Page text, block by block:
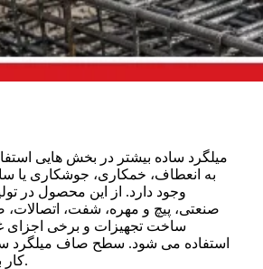
میلگرد ساده بیشتر در بخش هایی
به انعطاف، خمکاری، جوشکاری یا
وجود دارد. از این محصول در
صنعتی، پیچ و مهره، شفت، اتصالات،
ساخت تجهیزات و برخی اجزای
استفاده می شود. سطح صاف میلگرد
کار با آن راحت تر باشد.